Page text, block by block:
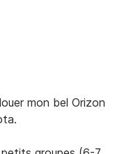
mon bel Orizon